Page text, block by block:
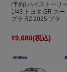
[予約] ハイストーリー
1/43 トヨタ GR スー
プラ RZ 2025 ブラ
¥9,680(税込)